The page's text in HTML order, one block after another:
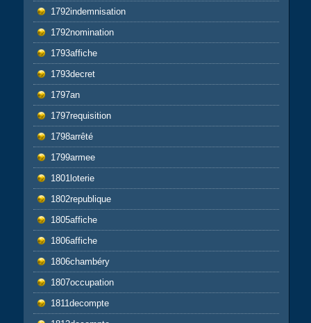
1792indemnisation
1792nomination
1793affiche
1793decret
1797an
1797requisition
1798arrêté
1799armee
1801loterie
1802republique
1805affiche
1806affiche
1806chambéry
1807occupation
1811decompte